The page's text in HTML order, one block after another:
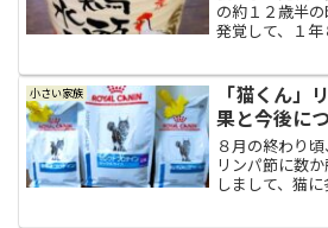
の約１２歳半
発覚して、１
た。この我が
今まさに心臓
小さい家族
「猫くん」
果と今後に
８月の終わり
リンパ節に数
しまして、猫